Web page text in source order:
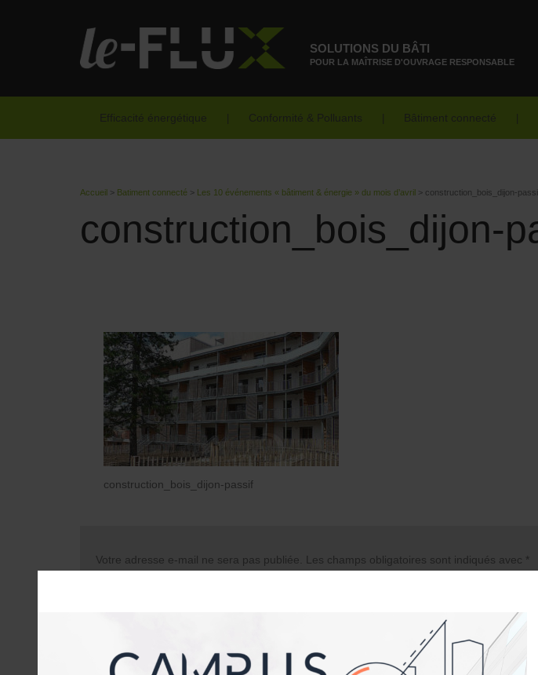
SOLUTIONS DU BÂTI
POUR LA MAÎTRISE D'OUVRAGE RESPONSABLE
Efficacité énergétique Conformité & Polluants Bâtiment connecté
Accueil > Batiment connecté > Les 10 événements « bâtiment & énergie » du mois d’avril > construction_bois_dijon-
construction_bois_dijon-
construction_bois_dijon-passif
Votre adresse e-mail ne sera pas publiée. Les champs obligatoires sont indiqués avec *